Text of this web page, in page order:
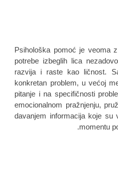
Psihološka pomoć je veoma
potrebe izbeglih lica
razvija i raste kao ličnost.
konkretan problem, u većoj
pitanje i na specifičnosti
emocionalnom pražnjenju,
davanjem informacija koje
momentu